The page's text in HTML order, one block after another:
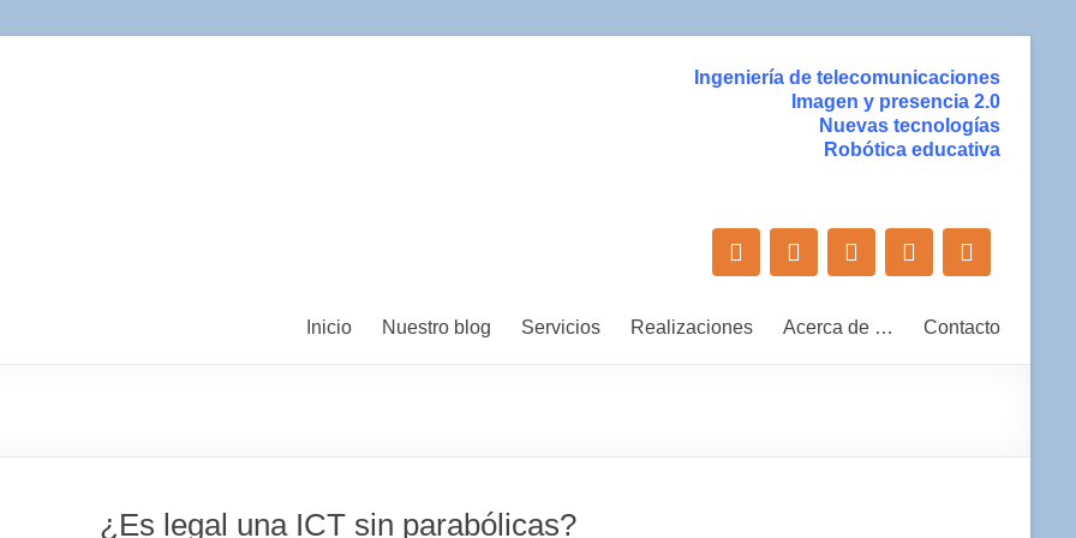
Ingeniería de telecomunicaciones
Imagen y presencia 2.0
Nuevas tecnologías
Robótica educativa
Inicio Nuestro blog Servicios Realizaciones Acerca de … Contacto
¿Es legal una ICT sin parabólicas?